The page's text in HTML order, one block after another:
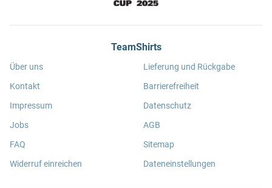
TeamShirts
Über uns
Kontakt
Impressum
Jobs
FAQ
Widerruf einreichen
Lieferung und Rückgabe
Barrierefreiheit
Datenschutz
AGB
Sitemap
Dateneinstellungen